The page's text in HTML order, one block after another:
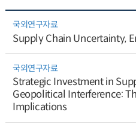
국외연구자료
Supply Chain Uncertainty,
국외연구자료
Strategic Investment in
Geopolitical Interference:
Implications